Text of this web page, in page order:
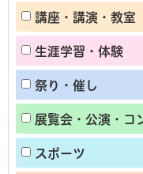
講座・講演・教室
生涯学習・体験
祭り・催し
展覧会・公演・コ
スポーツ